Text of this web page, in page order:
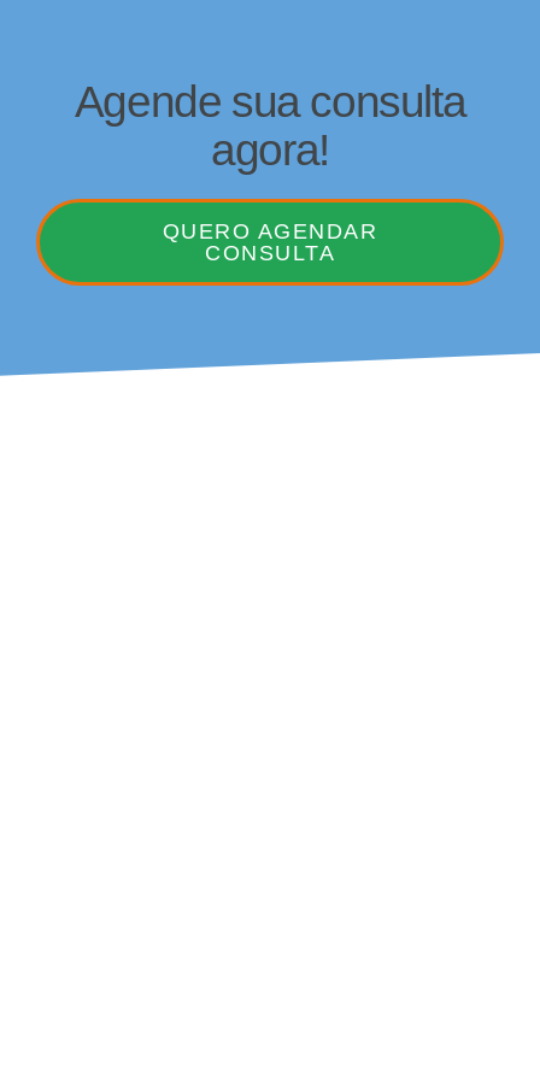
Agende sua consulta
agora!
QUERO AGENDAR
CONSULTA